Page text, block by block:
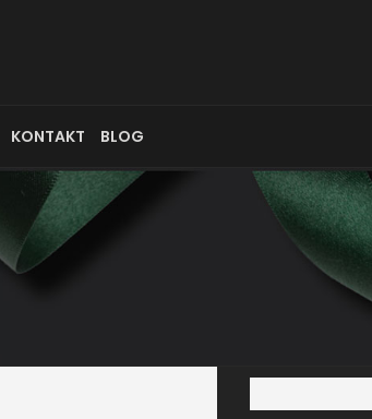
KONTAKT BLOG